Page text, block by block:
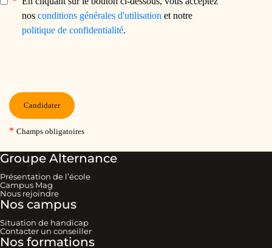
Groupe Alternance
Présentation de l’école
Campus Mag
Nous rejoindre
Nos campus
Situation de handicap
Contacter un conseiller
Nos formations